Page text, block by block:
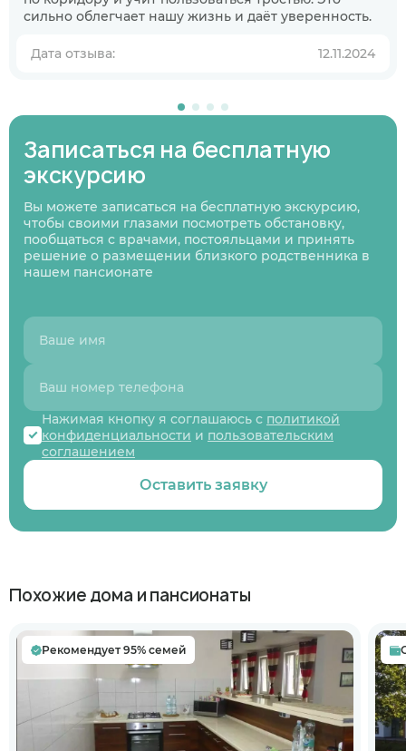
сильно облегчает нашу жизнь и даёт уверенность.
Дата отзыва: 12.11.2024
Записаться на бесплатную
экскурсию
Вы можете записаться на бесплатную экскурсию,
чтобы своими глазами посмотреть обстановку,
пообщаться с врачами, постояльцами и принять
решение о размещении близкого родственника в
нашем пансионате
Нажимая кнопку я соглашаюсь с политикой
конфиденциальности и пользовательским
соглашением
Оставить заявку
Похожие дома и пансионаты
Рекомендует 95% семей
пансионате?
В ближайшее время
Предыдущий вопрос
Следующий вопрос
01/07
Нажимая кнопку я соглашаюсьс политикой
и пользовательским
соглашением
Оставить заявку
конфиденциальностии пользовательским
соглашением
Перезвоните мне
Нажимая кнопку я соглашаюсьс политикой
конфиденциальностии пользовательским
соглашением
Записаться
Нажимая кнопку я соглашаюсьс политикой
конфиденциальностии пользовательским
соглашением
Записаться